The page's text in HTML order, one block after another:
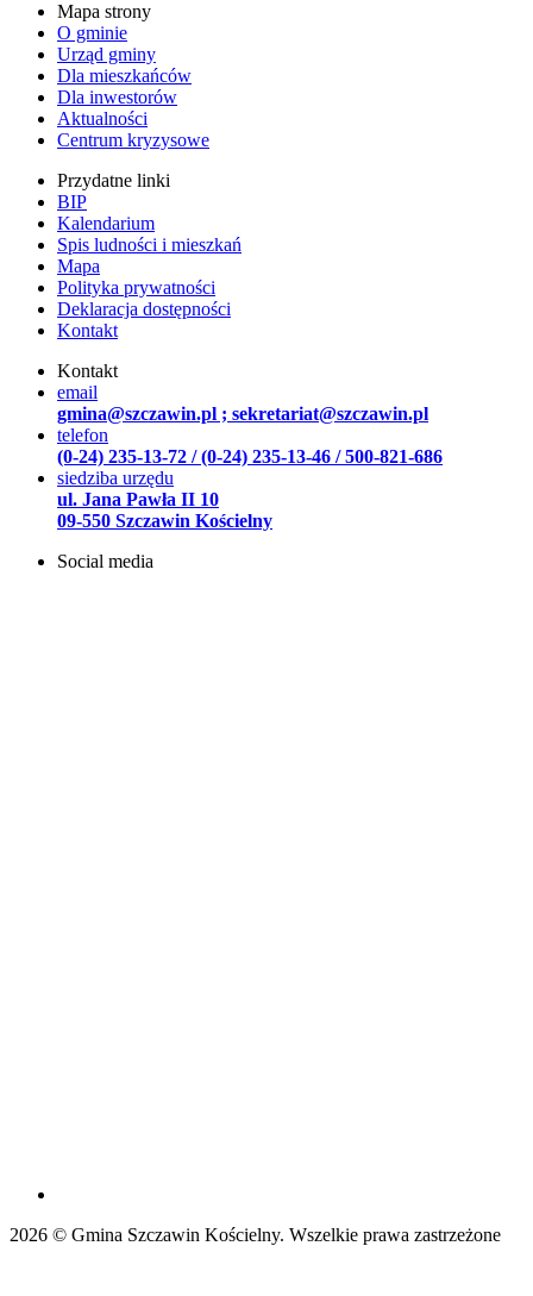
Mapa strony
O gminie
Urząd gminy
Dla mieszkańców
Dla inwestorów
Aktualności
Centrum kryzysowe
Przydatne linki
BIP
Kalendarium
Spis ludności i mieszkań
Mapa
Polityka prywatności
Deklaracja dostępności
Kontakt
Kontakt
email
gmina@szczawin.pl ; sekretariat@szczawin.pl
telefon
(0-24) 235-13-72 / (0-24) 235-13-46 / 500-821-686
siedziba urzędu
ul. Jana Pawła II 10
09-550 Szczawin Kościelny
Social media
2026 © Gmina Szczawin Kościelny. Wszelkie prawa zastrzeżone